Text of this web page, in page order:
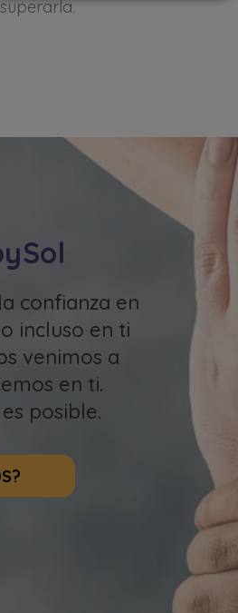
confianza en
incluso en ti
venimos a
en ti.
posible.